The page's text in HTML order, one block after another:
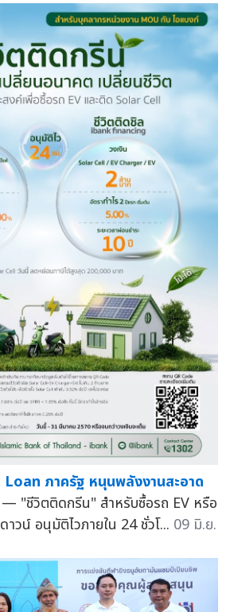
ภาครัฐ หนุนพลังงานสะอาด
— "ชีวิตติดกรีน" สำหรับซื้อรถ EV หรือ
วน์ อนุมัติไวภายใน 24 ชั่วโ... 09 มิ.ย.